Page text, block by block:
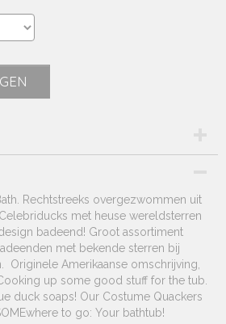
Rechtstreeks overgezwommen uit
met heuse wereldsterren
badeend! Groot assortiment
met bekende sterren bij
Originele Amerikaanse omschrijving,
up some good stuff for the tub.
duck soaps! Our Costume Quackers
to go: Your bathtub!